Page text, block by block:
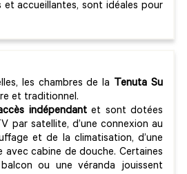
et accueillantes, sont idéales pour
les chambres de la
Tenuta Su
et traditionnel.
indépendantet sont dotées
par satellite, d’une connexion au
et de la climatisation, d’une
avec cabine de douche. Certaines
ou une véranda jouissent